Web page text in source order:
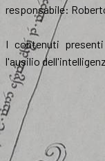
responsabile:
I contenuti
l'ausilio